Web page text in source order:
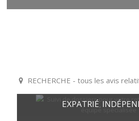
RECHERCHE - tous les avis
EXPATRIÉ,